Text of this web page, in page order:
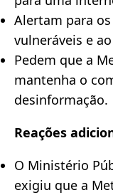
Alertam para
vulneráveis e
Pedem que a
mantenha o
desinformação.
Reações
O Ministério
exigiu que a